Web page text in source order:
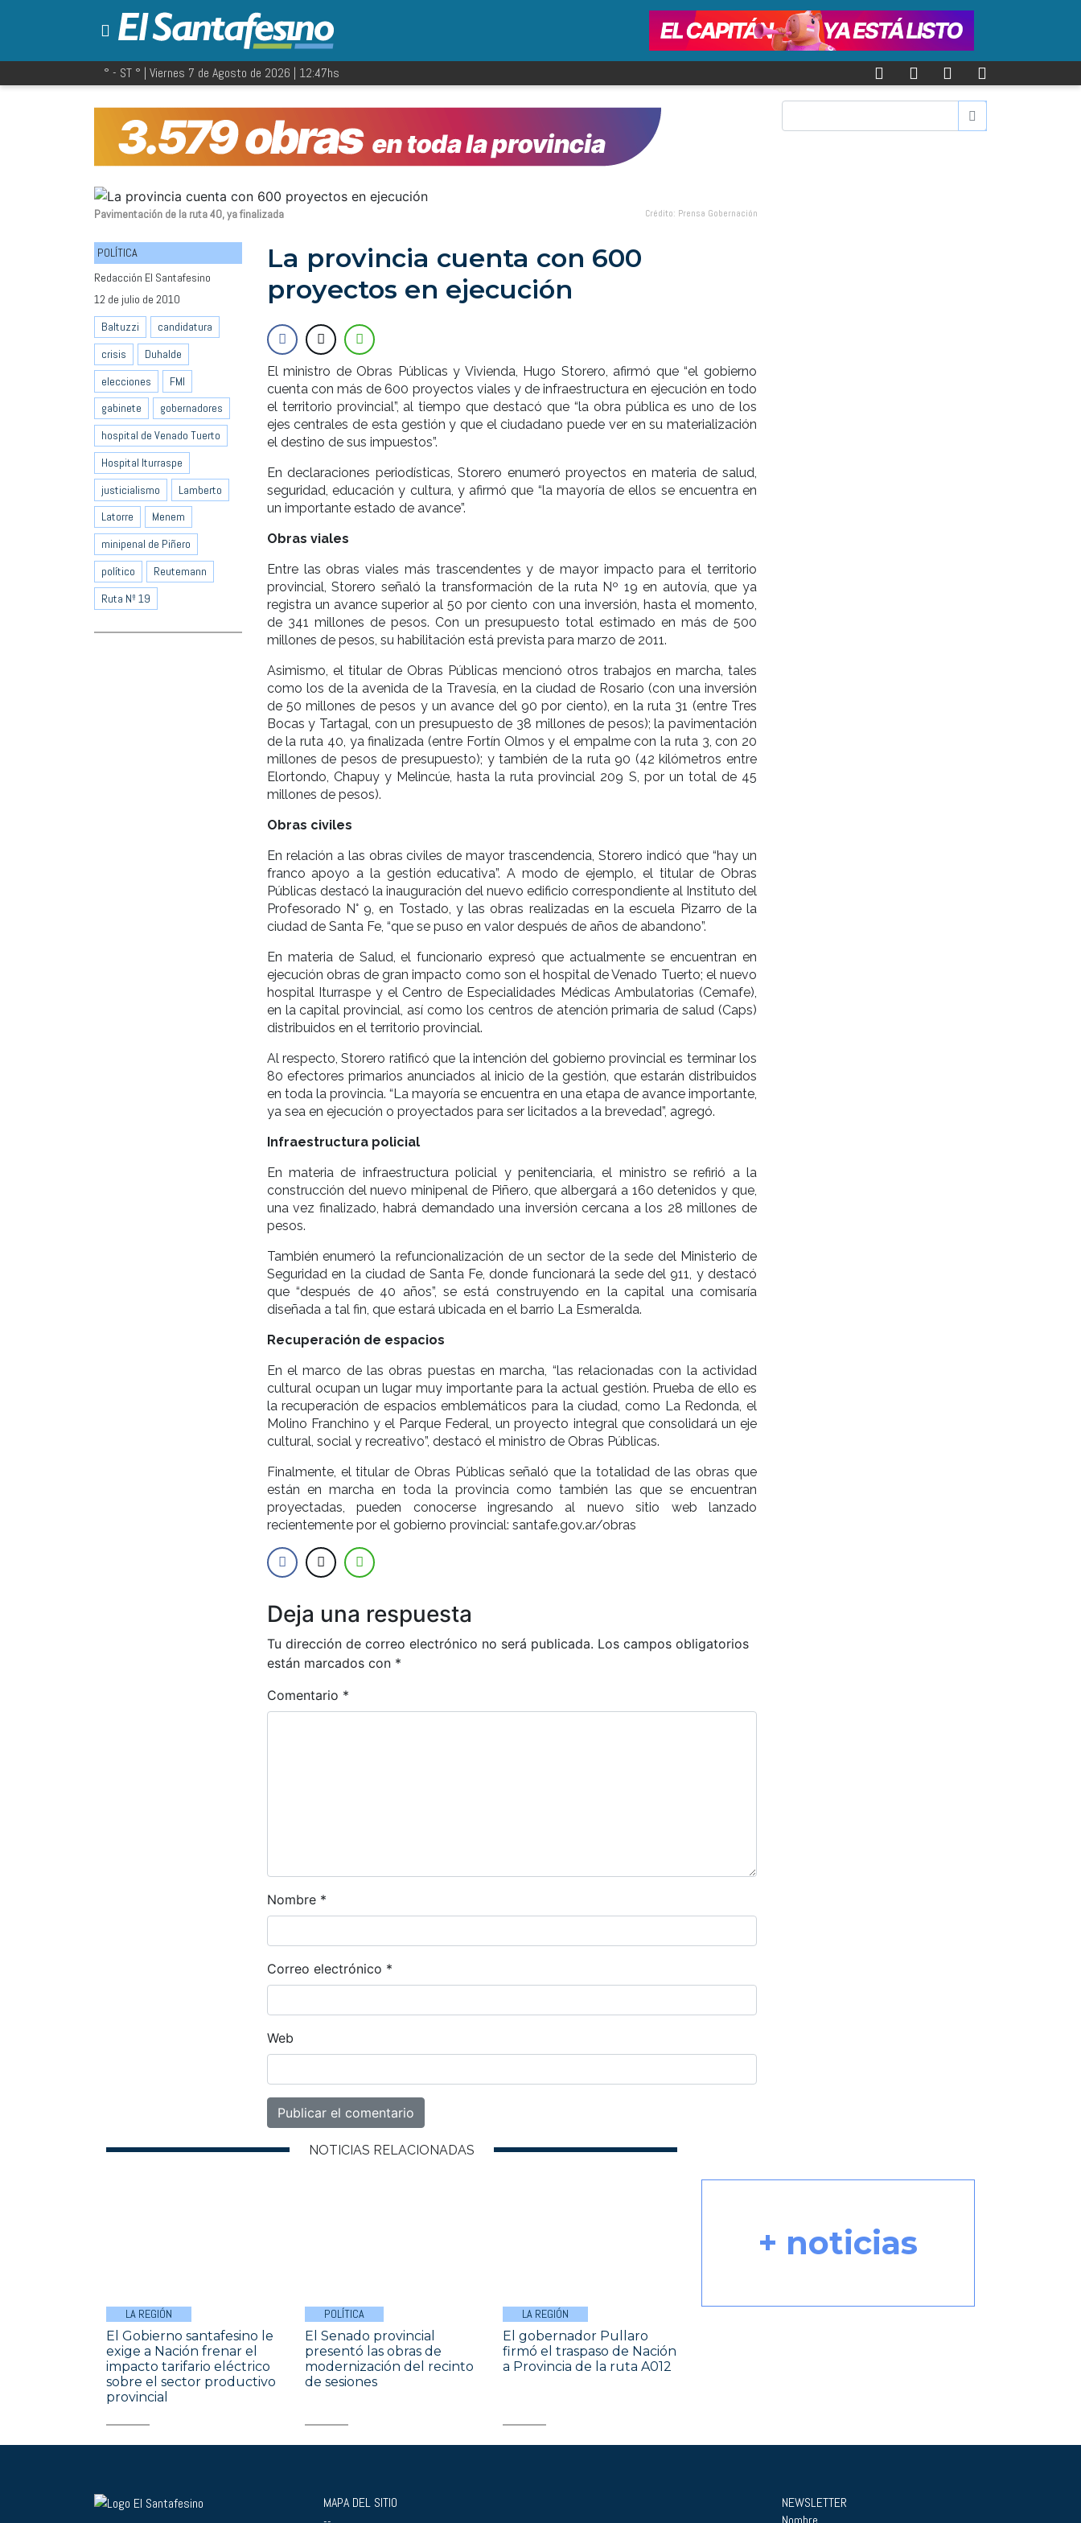
° - ST ° | Viernes 7 de Agosto de 2026 | 12:47hs
Pavimentación de la ruta 40, ya finalizada Crédito: Prensa Gobernación
POLÍTICA
Redacción El Santafesino
12 de julio de 2010
Baltuzzi
candidatura
crisis
Duhalde
elecciones
FMI
gabinete
gobernadores
hospital de Venado Tuerto
Hospital Iturraspe
justicialismo
Lamberto
Latorre
Menem
minipenal de Piñero
político
Reutemann
Ruta Nº 19
La provincia cuenta con 600
proyectos en ejecución
El ministro de Obras Públicas y Vivienda, Hugo Storero, afirmó que “el gobierno
cuenta con más de 600 proyectos viales y de infraestructura en ejecución en todo
el territorio provincial”, al tiempo que destacó que “la obra pública es uno de los
ejes centrales de esta gestión y que el ciudadano puede ver en su materialización
el destino de sus impuestos”.
En declaraciones periodísticas, Storero enumeró proyectos en materia de salud,
seguridad, educación y cultura, y afirmó que “la mayoría de ellos se encuentra en
un importante estado de avance”.
Obras viales
Entre las obras viales más trascendentes y de mayor impacto para el territorio
provincial, Storero señaló la transformación de la ruta Nº 19 en autovía, que ya
registra un avance superior al 50 por ciento con una inversión, hasta el momento,
de 341 millones de pesos. Con un presupuesto total estimado en más de 500
millones de pesos, su habilitación está prevista para marzo de 2011.
Asimismo, el titular de Obras Públicas mencionó otros trabajos en marcha, tales
como los de la avenida de la Travesía, en la ciudad de Rosario (con una inversión
de 50 millones de pesos y un avance del 90 por ciento), en la ruta 31 (entre Tres
Bocas y Tartagal, con un presupuesto de 38 millones de pesos); la pavimentación
de la ruta 40, ya finalizada (entre Fortín Olmos y el empalme con la ruta 3, con 20
millones de pesos de presupuesto); y también de la ruta 90 (42 kilómetros entre
Elortondo, Chapuy y Melincúe, hasta la ruta provincial 209 S, por un total de 45
millones de pesos).
Obras civiles
En relación a las obras civiles de mayor trascendencia, Storero indicó que “hay un
franco apoyo a la gestión educativa”. A modo de ejemplo, el titular de Obras
Públicas destacó la inauguración del nuevo edificio correspondiente al Instituto del
Profesorado N° 9, en Tostado, y las obras realizadas en la escuela Pizarro de la
ciudad de Santa Fe, “que se puso en valor después de años de abandono”.
En materia de Salud, el funcionario expresó que actualmente se encuentran en
ejecución obras de gran impacto como son el hospital de Venado Tuerto; el nuevo
hospital Iturraspe y el Centro de Especialidades Médicas Ambulatorias (Cemafe),
en la capital provincial, así como los centros de atención primaria de salud (Caps)
distribuidos en el territorio provincial.
Al respecto, Storero ratificó que la intención del gobierno provincial es terminar los
80 efectores primarios anunciados al inicio de la gestión, que estarán distribuidos
en toda la provincia. “La mayoría se encuentra en una etapa de avance importante,
ya sea en ejecución o proyectados para ser licitados a la brevedad”, agregó.
Infraestructura policial
En materia de infraestructura policial y penitenciaria, el ministro se refirió a la
construcción del nuevo minipenal de Piñero, que albergará a 160 detenidos y que,
una vez finalizado, habrá demandado una inversión cercana a los 28 millones de
pesos.
También enumeró la refuncionalización de un sector de la sede del Ministerio de
Seguridad en la ciudad de Santa Fe, donde funcionará la sede del 911, y destacó
que “después de 40 años”, se está construyendo en la capital una comisaría
diseñada a tal fin, que estará ubicada en el barrio La Esmeralda.
Recuperación de espacios
En el marco de las obras puestas en marcha, “las relacionadas con la actividad
cultural ocupan un lugar muy importante para la actual gestión. Prueba de ello es
la recuperación de espacios emblemáticos para la ciudad, como La Redonda, el
Molino Franchino y el Parque Federal, un proyecto integral que consolidará un eje
cultural, social y recreativo”, destacó el ministro de Obras Públicas.
Finalmente, el titular de Obras Públicas señaló que la totalidad de las obras que
están en marcha en toda la provincia como también las que se encuentran
proyectadas, pueden conocerse ingresando al nuevo sitio web lanzado
recientemente por el gobierno provincial: santafe.gov.ar/obras
Deja una respuesta
Tu dirección de correo electrónico no será publicada. Los campos obligatorios
están marcados con *
Comentario *
Nombre *
Correo electrónico *
Web
NOTICIAS RELACIONADAS
LA REGIÓN
El Gobierno santafesino le
exige a Nación frenar el
impacto tarifario eléctrico
sobre el sector productivo
provincial
POLÍTICA
El Senado provincial
presentó las obras de
modernización del recinto
de sesiones
LA REGIÓN
El gobernador Pullaro
firmó el traspaso de Nación
a Provincia de la ruta A012
+ noticias
MAPA DEL SITIO
NEWSLETTER